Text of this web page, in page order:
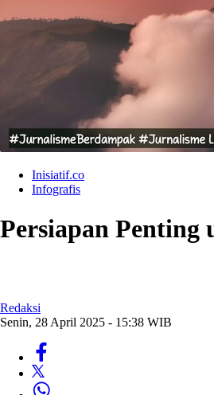
Inisiatif.co
Infografis
Persiapan
Redaksi
Senin, 28 April 2025 - 15:38 WIB